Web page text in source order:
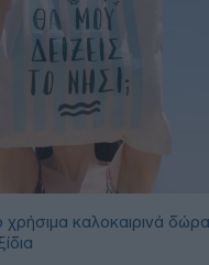
καλοκαιρινά